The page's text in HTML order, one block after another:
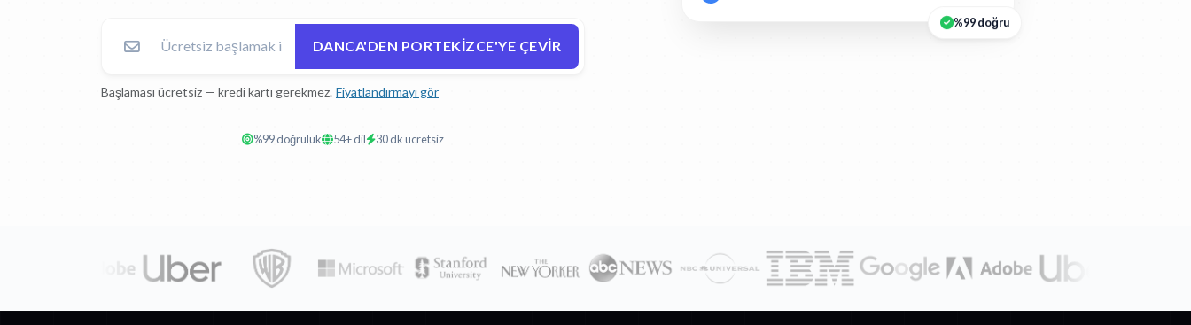
DANCA'DEN PORTEKIZCE'YE ÇEVIR
Başlaması ücretsiz — kredi kartı gerekmez. Fiyatlandırmayı gör
%99 doğruluk 54+ dil 30 dk ücretsiz
%99 doğru